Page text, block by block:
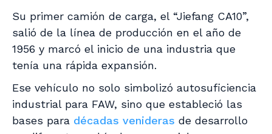
Su primer camión de carga, el “Jiefang CA10”,
salió de la línea de producción en el año de
1956 y marcó el inicio de una industria que
tenía una rápida expansión.
Ese vehículo no solo simbolizó autosuficiencia
industrial para FAW, sino que estableció las
bases para décadas venideras de desarrollo